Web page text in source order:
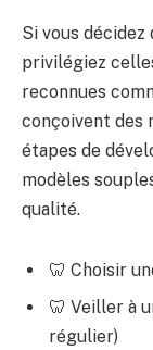
Si vous décidez
privilégiez
reconnues
conçoivent des
étapes de
modèles
qualité.
🦷 Choisir
🦷 Veiller à
régulier)